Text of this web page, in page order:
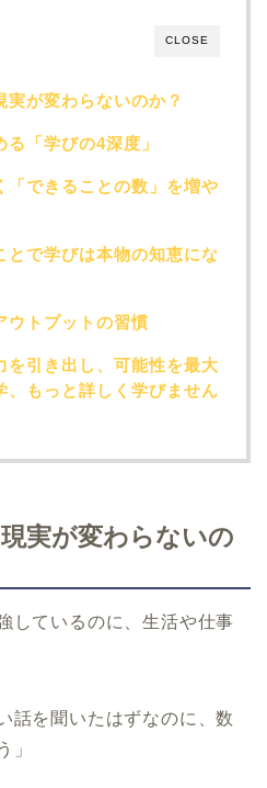
CLOSE
実が変わらないのか？
「学びの4深度」
「できることの数」を増や
とで学びは本物の知恵にな
ウトプットの習慣
を引き出し、可能性を最大
、もっと詳しく学びません
実が変わらないの
しているのに、生活や仕事
話を聞いたはずなのに、数
」